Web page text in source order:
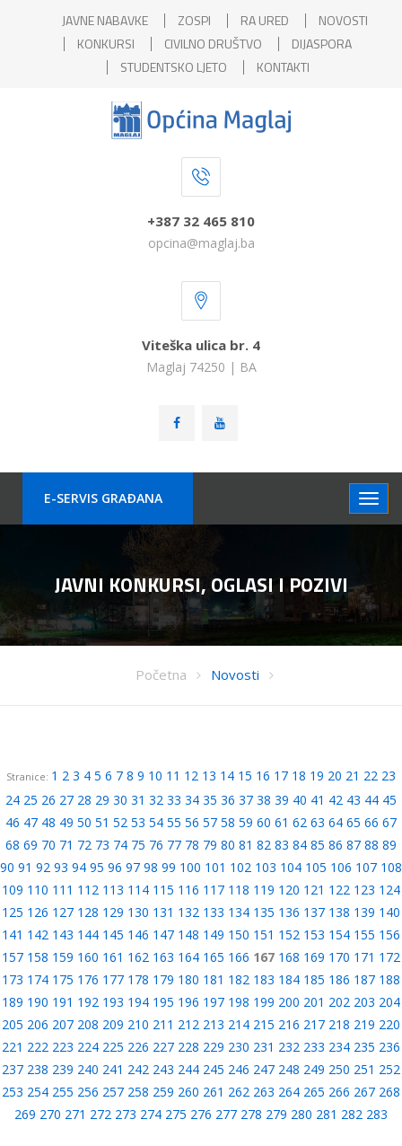
JAVNE NABAVKE ZOSPI RA URED
NOVOSTI
KONKURSI
CIVILNO DRUŠTVO
DIJASPORA
STUDENTSKO LJETO
KONTAKTI
+387 32 465 810
opcina@maglaj.ba
Viteška ulica br. 4
Maglaj 74250 | BA
E-SERVIS GRAÐANA
JAVNI KONKURSI, OGLASI I POZIVI
Početna Novosti
Stranice: 1 2 3 4 5 6 7 8 9 10 11 12 13 14 15 16 17 18 19 20 21 22 23
24 25 26 27 28 29 30 31 32 33 34 35 36 37 38 39 40 41 42 43 44 45
46 47 48 49 50 51 52 53 54 55 56 57 58 59 60 61 62 63 64 65 66 67
68 69 70 71 72 73 74 75 76 77 78 79 80 81 82 83 84 85 86 87 88 89
90 91 92 93 94 95 96 97 98 99 100 101 102 103 104 105 106 107 108
109 110 111 112 113 114 115 116 117 118 119 120 121 122 123 124
125 126 127 128 129 130 131 132 133 134 135 136 137 138 139 140
141 142 143 144 145 146 147 148 149 150 151 152 153 154 155 156
157 158 159 160 161 162 163 164 165 166 167 168 169 170 171 172
173 174 175 176 177 178 179 180 181 182 183 184 185 186 187 188
189 190 191 192 193 194 195 196 197 198 199 200 201 202 203 204
205 206 207 208 209 210 211 212 213 214 215 216 217 218 219 220
221 222 223 224 225 226 227 228 229 230 231 232 233 234 235 236
237 238 239 240 241 242 243 244 245 246 247 248 249 250 251 252
253 254 255 256 257 258 259 260 261 262 263 264 265 266 267 268
269 270 271 272 273 274 275 276 277 278 279 280 281 282 283